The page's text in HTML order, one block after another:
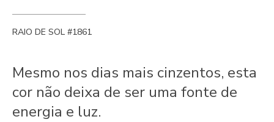
RAIO DE SOL #1861
Mesmo nos dias mais cinzentos, esta
cor não deixa de ser uma fonte de
energia e luz.